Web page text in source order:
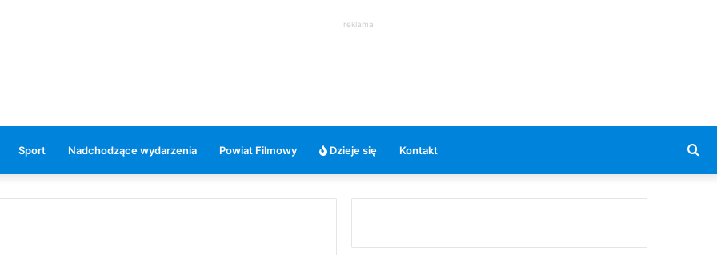
reklama
Sport Nadchodzące wydarzenia Powiat Filmowy Dzieje się Kontakt